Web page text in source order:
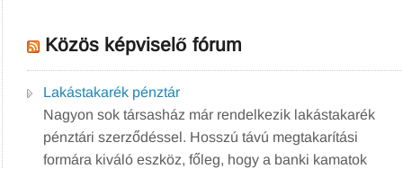
Közös képviselő fórum
Lakástakarék pénztár
Nagyon sok társasház már rendelkezik lakástakarék
pénztári szerződéssel. Hosszú távú megtakarítási
formára kiváló eszköz, főleg, hogy a banki kamatok